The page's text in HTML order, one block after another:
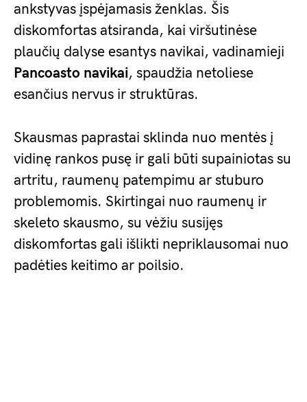
ankstyvas įspėjamasis ženklas. Šis
diskomfortas atsiranda, kai viršutinėse
plaučių dalyse esantys navikai, vadinamieji
Pancoasto navikai, spaudžia netoliese
esančius nervus ir struktūras.
Skausmas paprastai sklinda nuo mentės į
vidinę rankos pusę ir gali būti supainiotas su
artritu, raumenų patempimu ar stuburo
problemomis. Skirtingai nuo raumenų ir
skeleto skausmo, su vėžiu susijęs
diskomfortas gali išlikti nepriklausomai nuo
padėties keitimo ar poilsio.